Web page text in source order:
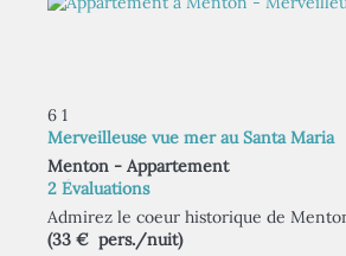
6 1
Merveilleuse vue mer au Santa Maria
Menton - Appartement
2 Évaluations
Admirez le coeur historique de
(33 € pers./nuit)